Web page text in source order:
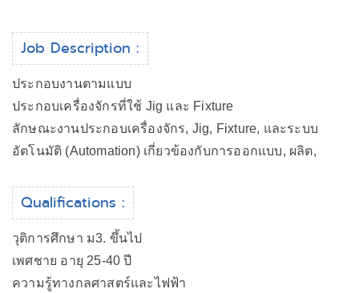
Job Description :
ประกอบงานตามแบบ
ประกอบเครื่องจักรที่ใช้ Jig และ Fixture
ลักษณะงานประกอบเครื่องจักร, Jig, Fixture, และระบบ
อัตโนมัติ (Automation) เกี่ยวข้องกับการออกแบบ, ผลิต,
Qualifications :
วุติการศึกษา ม3. ขึ้นไป
เพศชาย อายุ 25-40 ปี
ความรู้ทางกลศาสตร์และไฟฟ้า